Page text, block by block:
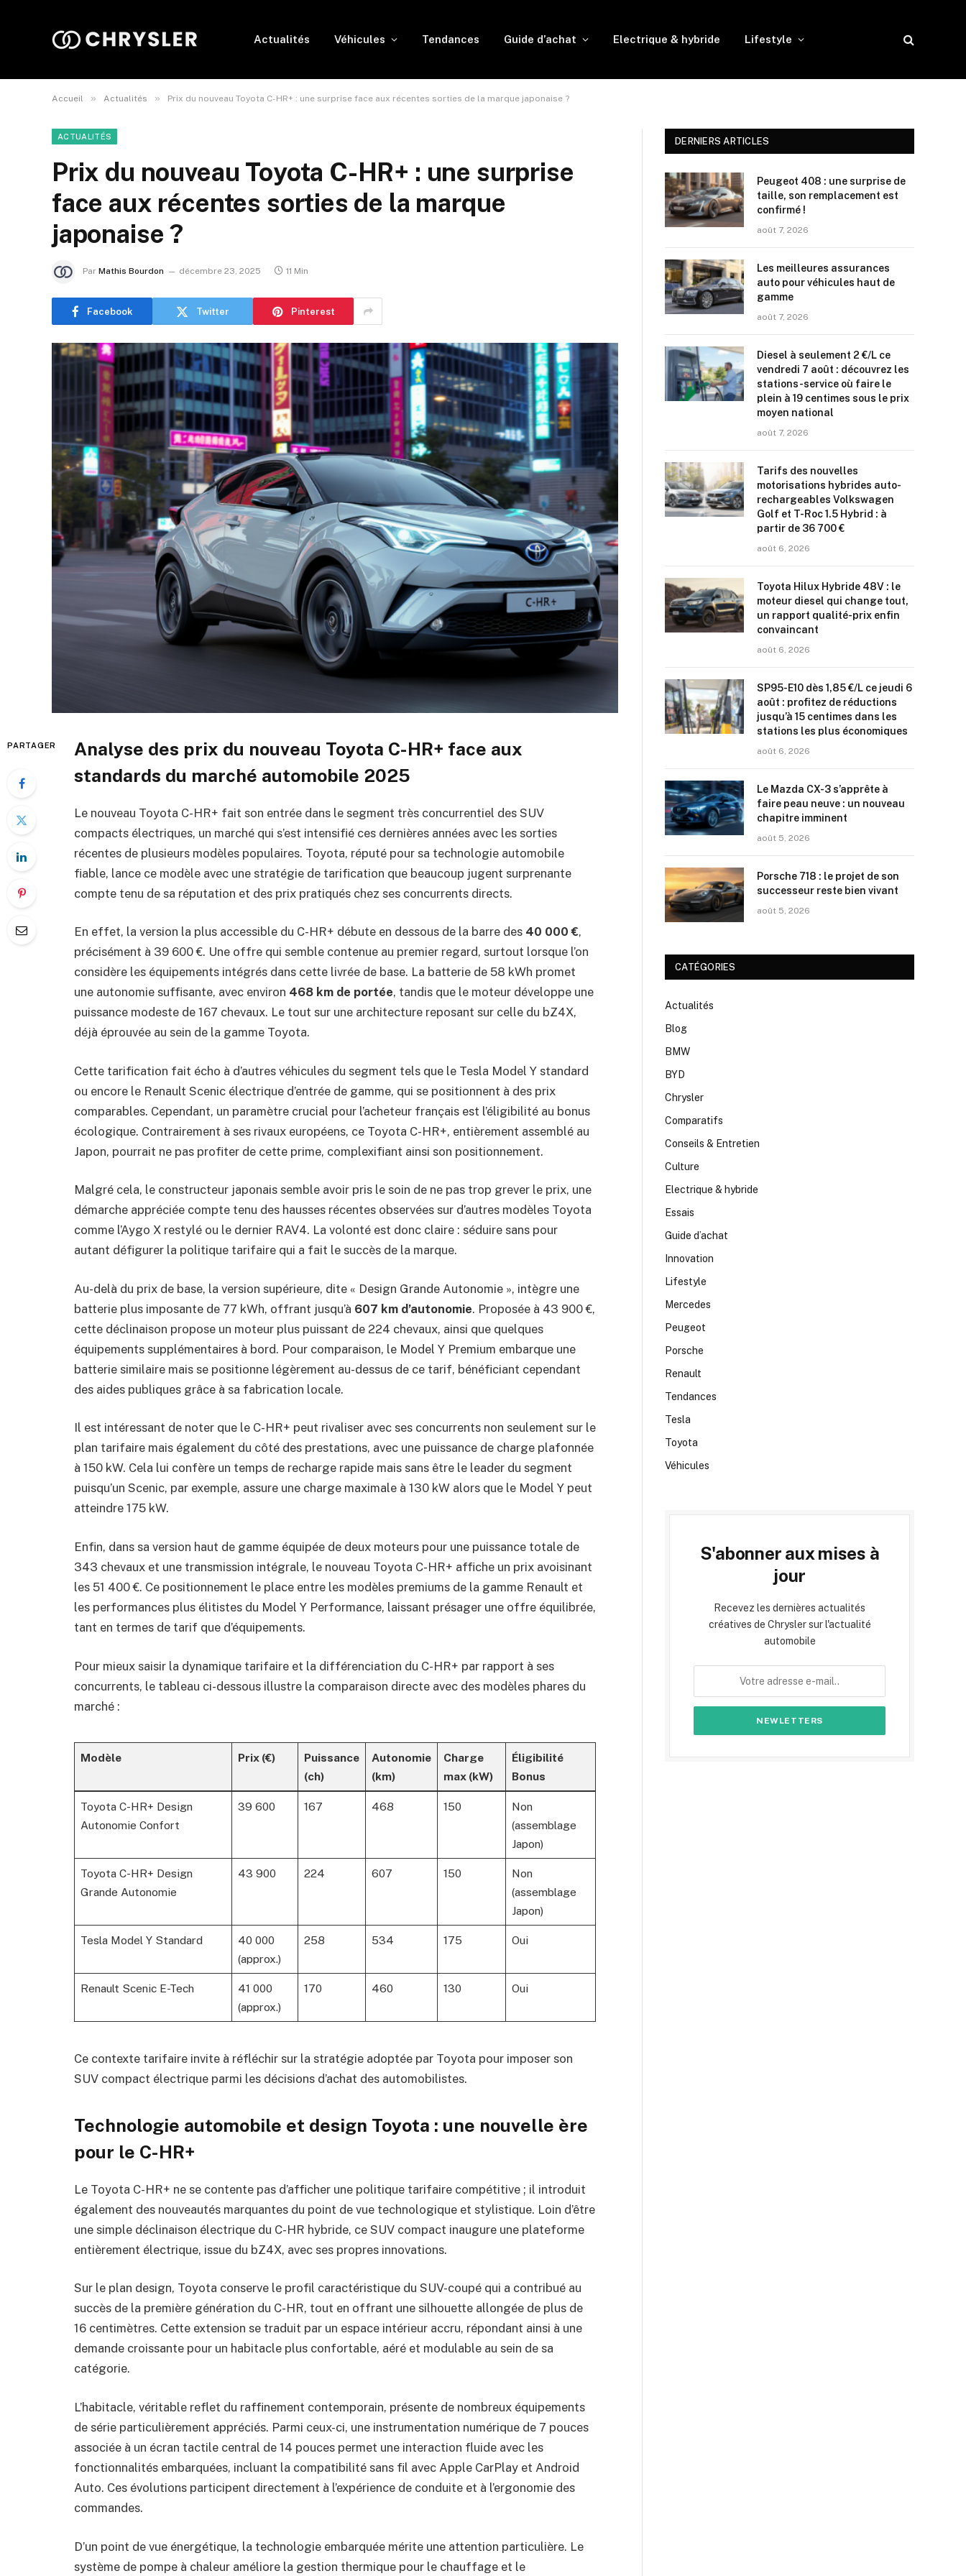
Actualités Véhicules Tendances Guide d’achat Electrique & hybride Lifestyle
Accueil » Actualités » Prix du nouveau Toyota C-HR+ : une surprise face aux récentes sorties de la marque japonaise ?
ACTUALITÉS
Prix du nouveau Toyota C-HR+ : une surprise
face aux récentes sorties de la marque
japonaise ?
Par Mathis Bourdon décembre 23, 2025 11 Min
Facebook Twitter Pinterest
PARTAGER
Analyse des prix du nouveau Toyota C-HR+ face aux
standards du marché automobile 2025
Le nouveau Toyota C-HR+ fait son entrée dans le segment très concurrentiel des SUV
compacts électriques, un marché qui s’est intensifié ces dernières années avec les sorties
récentes de plusieurs modèles populaires. Toyota, réputé pour sa technologie automobile
fiable, lance ce modèle avec une stratégie de tarification que beaucoup jugent surprenante
compte tenu de sa réputation et des prix pratiqués chez ses concurrents directs.
En effet, la version la plus accessible du C-HR+ débute en dessous de la barre des 40 000 €,
précisément à 39 600 €. Une offre qui semble contenue au premier regard, surtout lorsque l’on
considère les équipements intégrés dans cette livrée de base. La batterie de 58 kWh promet
une autonomie suffisante, avec environ 468 km de portée, tandis que le moteur développe une
puissance modeste de 167 chevaux. Le tout sur une architecture reposant sur celle du bZ4X,
déjà éprouvée au sein de la gamme Toyota.
Cette tarification fait écho à d’autres véhicules du segment tels que le Tesla Model Y standard
ou encore le Renault Scenic électrique d’entrée de gamme, qui se positionnent à des prix
comparables. Cependant, un paramètre crucial pour l’acheteur français est l’éligibilité au bonus
écologique. Contrairement à ses rivaux européens, ce Toyota C-HR+, entièrement assemblé au
Japon, pourrait ne pas profiter de cette prime, complexifiant ainsi son positionnement.
Malgré cela, le constructeur japonais semble avoir pris le soin de ne pas trop grever le prix, une
démarche appréciée compte tenu des hausses récentes observées sur d’autres modèles Toyota
comme l’Aygo X restylé ou le dernier RAV4. La volonté est donc claire : séduire sans pour
autant défigurer la politique tarifaire qui a fait le succès de la marque.
Au-delà du prix de base, la version supérieure, dite « Design Grande Autonomie », intègre une
batterie plus imposante de 77 kWh, offrant jusqu’à 607 km d’autonomie. Proposée à 43 900 €,
cette déclinaison propose un moteur plus puissant de 224 chevaux, ainsi que quelques
équipements supplémentaires à bord. Pour comparaison, le Model Y Premium embarque une
batterie similaire mais se positionne légèrement au-dessus de ce tarif, bénéficiant cependant
des aides publiques grâce à sa fabrication locale.
Il est intéressant de noter que le C-HR+ peut rivaliser avec ses concurrents non seulement sur le
plan tarifaire mais également du côté des prestations, avec une puissance de charge plafonnée
à 150 kW. Cela lui confère un temps de recharge rapide mais sans être le leader du segment
puisqu’un Scenic, par exemple, assure une charge maximale à 130 kW alors que le Model Y peut
atteindre 175 kW.
Enfin, dans sa version haut de gamme équipée de deux moteurs pour une puissance totale de
343 chevaux et une transmission intégrale, le nouveau Toyota C-HR+ affiche un prix avoisinant
les 51 400 €. Ce positionnement le place entre les modèles premiums de la gamme Renault et
les performances plus élitistes du Model Y Performance, laissant présager une offre équilibrée,
tant en termes de tarif que d’équipements.
Pour mieux saisir la dynamique tarifaire et la différenciation du C-HR+ par rapport à ses
concurrents, le tableau ci-dessous illustre la comparaison directe avec des modèles phares du
marché :
Modèle Prix (€)
Puissance
(ch)
Autonomie
(km)
Charge
max (kW)
Éligibilité
Bonus
Toyota C-HR+ Design
Autonomie Confort
39 600 167 468 150
Non
(assemblage
Japon)
Toyota C-HR+ Design
Grande Autonomie
43 900 224 607 150
Non
(assemblage
Japon)
Tesla Model Y Standard
40 000
(approx.)
258 534 175 Oui
Renault Scenic E-Tech
41 000
(approx.)
170 460 130 Oui
Ce contexte tarifaire invite à réfléchir sur la stratégie adoptée par Toyota pour imposer son
SUV compact électrique parmi les décisions d’achat des automobilistes.
Technologie automobile et design Toyota : une nouvelle ère
pour le C-HR+
Le Toyota C-HR+ ne se contente pas d’afficher une politique tarifaire compétitive ; il introduit
également des nouveautés marquantes du point de vue technologique et stylistique. Loin d’être
une simple déclinaison électrique du C-HR hybride, ce SUV compact inaugure une plateforme
entièrement électrique, issue du bZ4X, avec ses propres innovations.
Sur le plan design, Toyota conserve le profil caractéristique du SUV-coupé qui a contribué au
succès de la première génération du C-HR, tout en offrant une silhouette allongée de plus de
16 centimètres. Cette extension se traduit par un espace intérieur accru, répondant ainsi à une
demande croissante pour un habitacle plus confortable, aéré et modulable au sein de sa
catégorie.
L’habitacle, véritable reflet du raffinement contemporain, présente de nombreux équipements
de série particulièrement appréciés. Parmi ceux-ci, une instrumentation numérique de 7 pouces
associée à un écran tactile central de 14 pouces permet une interaction fluide avec les
fonctionnalités embarquées, incluant la compatibilité sans fil avec Apple CarPlay et Android
Auto. Ces évolutions participent directement à l’expérience de conduite et à l’ergonomie des
commandes.
D’un point de vue énergétique, la technologie embarquée mérite une attention particulière. Le
système de pompe à chaleur améliore la gestion thermique pour le chauffage et le
DERNIERS ARTICLES
Peugeot 408 : une surprise de
taille, son remplacement est
confirmé !
août 7, 2026
Les meilleures assurances
auto pour véhicules haut de
gamme
août 7, 2026
Diesel à seulement 2 €/L ce
vendredi 7 août : découvrez les
stations-service où faire le
plein à 19 centimes sous le prix
moyen national
août 7, 2026
Tarifs des nouvelles
motorisations hybrides auto-
rechargeables Volkswagen
Golf et T-Roc 1.5 Hybrid : à
partir de 36 700 €
août 6, 2026
Toyota Hilux Hybride 48V : le
moteur diesel qui change tout,
un rapport qualité-prix enfin
convaincant
août 6, 2026
SP95-E10 dès 1,85 €/L ce jeudi 6
août : profitez de réductions
jusqu’à 15 centimes dans les
stations les plus économiques
août 6, 2026
Le Mazda CX-3 s’apprête à
faire peau neuve : un nouveau
chapitre imminent
août 5, 2026
Porsche 718 : le projet de son
successeur reste bien vivant
août 5, 2026
CATÉGORIES
Actualités
Blog
BMW
BYD
Chrysler
Comparatifs
Conseils & Entretien
Culture
Electrique & hybride
Essais
Guide d’achat
Innovation
Lifestyle
Mercedes
Peugeot
Porsche
Renault
Tendances
Tesla
Toyota
Véhicules
S'abonner aux mises à
jour
Recevez les dernières actualités
créatives de Chrysler sur l'actualité
automobile